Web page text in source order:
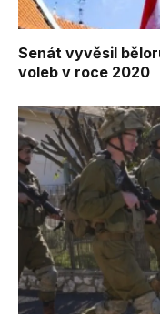
Senát vyvěsil
voleb v roce 2020